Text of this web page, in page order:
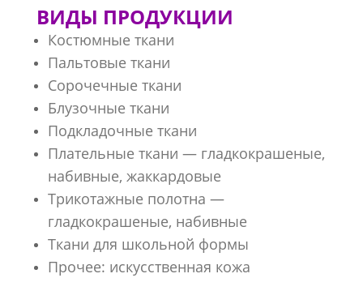
ВИДЫ ПРОДУКЦИИ
Костюмные ткани
Пальтовые ткани
Сорочечные ткани
Блузочные ткани
Подкладочные ткани
Плательные ткани — гладкокрашеные,
набивные, жаккардовые
Трикотажные полотна —
гладкокрашеные, набивные
Ткани для школьной формы
Прочее: искусственная кожа